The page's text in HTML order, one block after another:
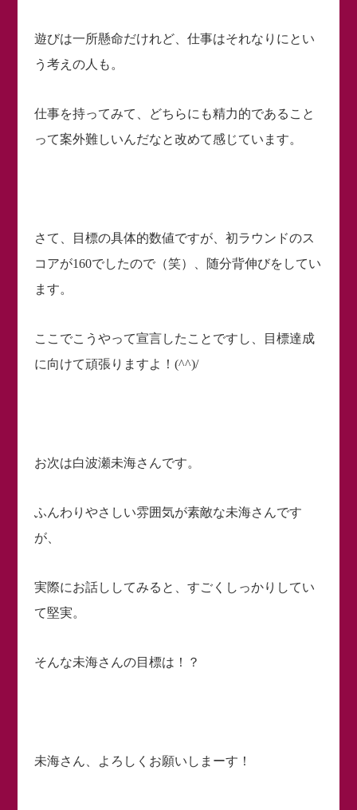
遊びは一所懸命だけれど、仕事はそれなりにとい
う考えの人も。
仕事を持ってみて、どちらにも精力的であること
って案外難しいんだなと改めて感じています。
さて、目標の具体的数値ですが、初ラウンドのス
コアが160でしたので（笑）、随分背伸びをしてい
ます。
ここでこうやって宣言したことですし、目標達成
に向けて頑張りますよ！(^^)/
お次は白波瀬未海さんです。
ふんわりやさしい雰囲気が素敵な未海さんです
が、
実際にお話ししてみると、すごくしっかりしてい
て堅実。
そんな未海さんの目標は！？
未海さん、よろしくお願いしまーす！